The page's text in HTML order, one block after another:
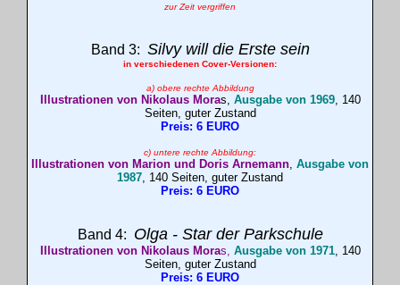
zur Zeit vergriffen
Band 3: Silvy will die Erste sein
in verschiedenen Cover-Versionen:
a) obere rechte Abbildung
Illustrationen von Nikolaus Moras, Ausgabe von 1969, 140
Seiten, guter Zustand
Preis: 6 EURO
c) untere rechte Abbildung:
Illustrationen von Marion und Doris Arnemann, Ausgabe von
1987, 140 Seiten, guter Zustand
Preis: 6 EURO
Band 4: Olga - Star der Parkschule
Illustrationen von Nikolaus Moras, Ausgabe von 1971, 140
Seiten, guter Zustand
Preis: 6 EURO